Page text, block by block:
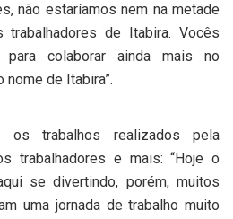
não estaríamos nem na metade
trabalhadores de Itabira. Vocês
para colaborar ainda mais no
de Itabira”.
os trabalhos realizados pela
trabalhadores e mais: “Hoje o
se divertindo, porém, muitos
uma jornada de trabalho muito